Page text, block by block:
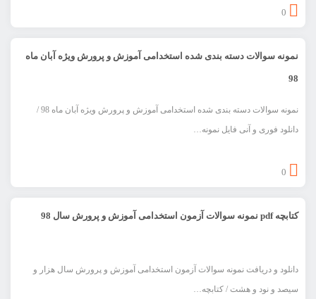
نمونه سوالات دسته بندی شده استخدامی آموزش و پرورش ویژه آبان ماه
98
نمونه سوالات دسته بندی شده استخدامی آموزش و پرورش ویژه آبان ماه 98 /
دانلود فوری و آنی فایل نمونه…
کتابچه pdf نمونه سوالات آزمون استخدامی آموزش و پرورش سال 98
دانلود و دریافت نمونه سوالات آزمون استخدامی آموزش و پرورش سال هزار و
سیصد و نود و هشت / کتابچه…